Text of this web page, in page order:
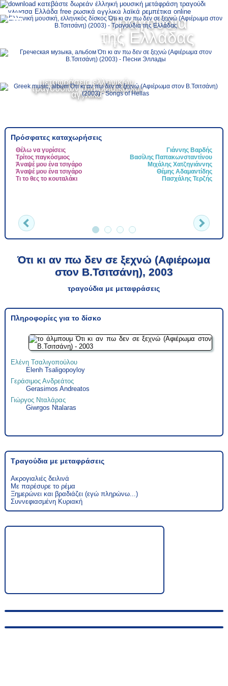
Τραγούδια
της Ελλάδας
μεταφράσεις ελληνικών
τραγουδιών στα ρωσικά και
αγγλικά
Ελληνικά
Русский
MENU
Πρόσφατες καταχωρήσεις
Θέλω να γυρίσεις
Γιάννης Βαρδής
Τρίτος παγκόσμιος
Βασίλης Παπακωνσταντίνου
Άναψέ μου ένα τσιγάρο
Μιχάλης Χατζηγιάννης
Άναψέ μου ένα τσιγάρο
Θέμης Αδαμαντίδης
Τι το θες το κουταλάκι
Πασχάλης Τερζής
Ότι κι αν πω δεν σε ξεχνώ (Αφιέρωμα
στον Β.Τσιτσάνη), 2003
τραγούδια με μεταφράσεις
Πληροφορίες για το δίσκο
Ελένη Τσαλιγοπούλου
Elenh Tsaligopoyloy
Γεράσιμος Ανδρεάτος
Gerasimos Andreatos
Γιώργος Νταλάρας
Giwrgos Ntalaras
Τραγούδια με μεταφράσεις
Ακρογιαλιές δειλινά
Με παρέσυρε το ρέμα
Ξημερώνει και βραδιάζει (εγώ πληρώνω...)
Συννεφιασμένη Κυριακή